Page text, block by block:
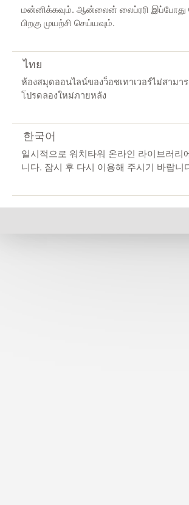
மன்னிக்கவும். ஆன்லைன் லைப்ரரி இப்போது
பிறகு முயற்சி செய்யவும்.
ไทย
ห้องสมุดออนไลน์ของว็อชเทาเวอร์ไม่สาม
โปรดลองใหม่ภายหลัง
한국어
일시적으로 워치타워 온라인 라이브러리
니다. 잠시 후 다시 이용해 주시기 바랍니